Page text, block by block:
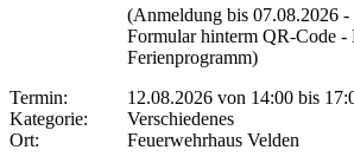
(Anmeldung bis 07.08.2026 -
Formular hinterm QR-Code -
Ferienprogramm)
Termin:
12.08.2026 von 14:00 bis
Kategorie:
Verschiedenes
Ort:
Feuerwehrhaus Velden